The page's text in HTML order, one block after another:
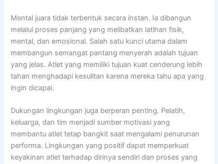
Mental juara tidak terbentuk secara instan. Ia dibangun
melalui proses panjang yang melibatkan latihan fisik,
mental, dan emosional. Salah satu kunci utama dalam
membangun semangat pantang menyerah adalah tujuan
yang jelas. Atlet yang memiliki tujuan kuat cenderung lebih
tahan menghadapi kesulitan karena mereka tahu apa yang
ingin dicapai.
Dukungan lingkungan juga berperan penting. Pelatih,
keluarga, dan tim menjadi sumber motivasi yang
membantu atlet tetap bangkit saat mengalami penurunan
performa. Lingkungan yang positif dapat memperkuat
keyakinan atlet terhadap dirinya sendiri dan proses yang